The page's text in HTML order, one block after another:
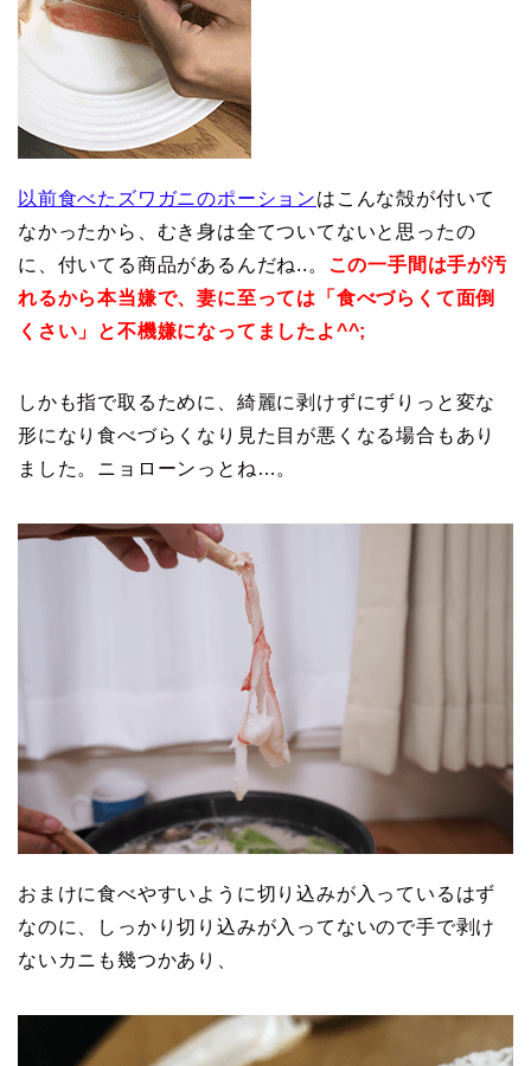
以前食べたズワガニのポーションはこんな殻が付いて
なかったから、むき身は全てついてないと思ったの
に、付いてる商品があるんだね..。 この一手間は手が汚
れるから本当嫌で、妻に至っては「食べづらくて面倒
くさい」と不機嫌になってましたよ^^;
しかも指で取るために、綺麗に剥けずにずりっと変な
形になり食べづらくなり見た目が悪くなる場合もあり
ました。ニョローンっとね…。
おまけに食べやすいように切り込みが入っているはず
なのに、しっかり切り込みが入ってないので手で剥け
ないカニも幾つかあり、